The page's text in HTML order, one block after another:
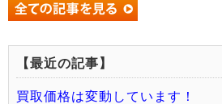
【最近の記事】
買取価格は変動しています！